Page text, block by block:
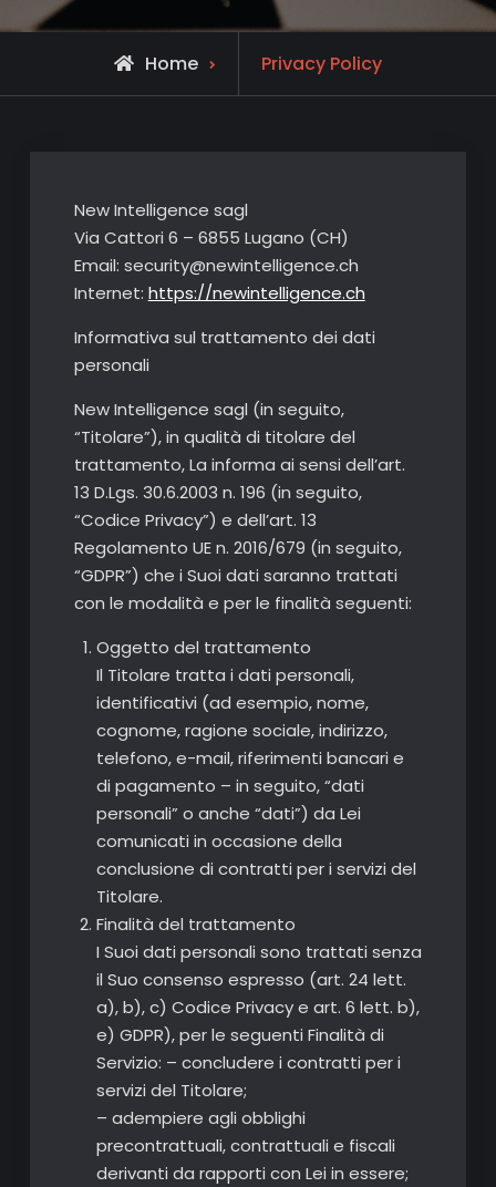
Home Privacy Policy
New Intelligence sagl
Via Cattori 6 – 6855 Lugano (CH)
Email: security@newintelligence.ch
Internet: https://newintelligence.ch
Informativa sul trattamento dei dati
personali
New Intelligence sagl (in seguito,
“Titolare”), in qualità di titolare del
trattamento, La informa ai sensi dell’art.
13 D.Lgs. 30.6.2003 n. 196 (in seguito,
“Codice Privacy”) e dell’art. 13
Regolamento UE n. 2016/679 (in seguito,
“GDPR”) che i Suoi dati saranno trattati
con le modalità e per le finalità seguenti:
Oggetto del trattamento
Il Titolare tratta i dati personali,
identificativi (ad esempio, nome,
cognome, ragione sociale, indirizzo,
telefono, e-mail, riferimenti bancari e
di pagamento – in seguito, “dati
personali” o anche “dati”) da Lei
comunicati in occasione della
conclusione di contratti per i servizi del
Titolare.
Finalità del trattamento
I Suoi dati personali sono trattati senza
il Suo consenso espresso (art. 24 lett.
a), b), c) Codice Privacy e art. 6 lett. b),
e) GDPR), per le seguenti Finalità di
Servizio: – concludere i contratti per i
servizi del Titolare;
– adempiere agli obblighi
precontrattuali, contrattuali e fiscali
derivanti da rapporti con Lei in essere;